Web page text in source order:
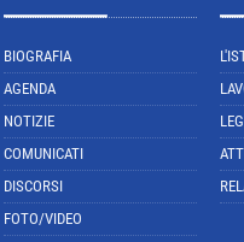
BIOGRAFIA
AGENDA
NOTIZIE
COMUNICATI
DISCORSI
FOTO/VIDEO